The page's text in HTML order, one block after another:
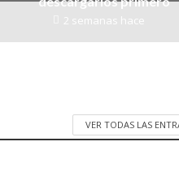
2 semanas hace
VER TODAS LAS